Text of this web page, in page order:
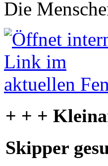
Die
+ + +
Skipper